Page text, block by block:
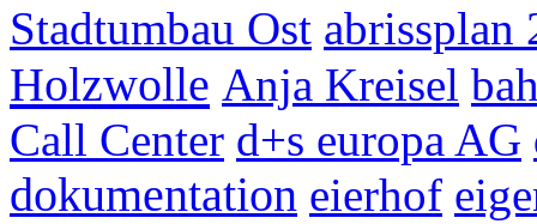
Stadtumbau Ost abrissplan
Holzwolle Anja Kreisel
Call Center d+s europa AG
dokumentation eierhof